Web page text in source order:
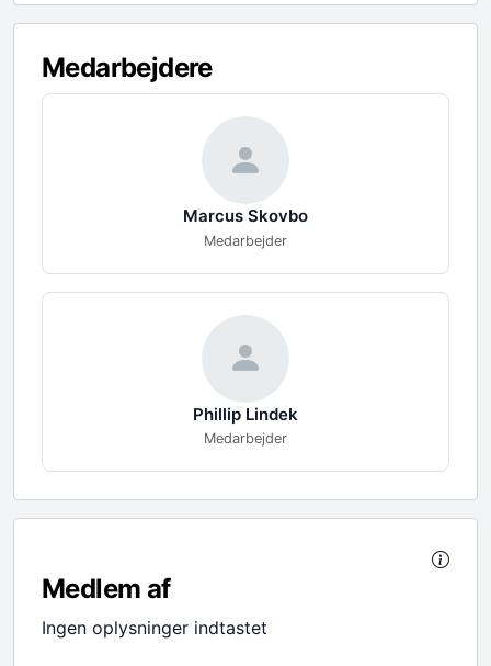
Medarbejdere
Marcus Skovbo
Medarbejder
Phillip Lindek
Medarbejder
Medlem af
Ingen oplysninger indtastet